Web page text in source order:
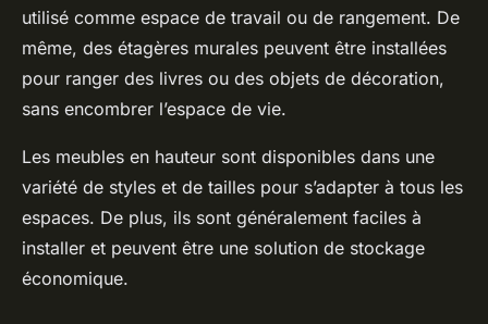
utilisé comme espace de travail ou de rangement. De
même, des étagères murales peuvent être installées
pour ranger des livres ou des objets de décoration,
sans encombrer l’espace de vie.
Les meubles en hauteur sont disponibles dans une
variété de styles et de tailles pour s’adapter à tous les
espaces. De plus, ils sont généralement faciles à
installer et peuvent être une solution de stockage
économique.